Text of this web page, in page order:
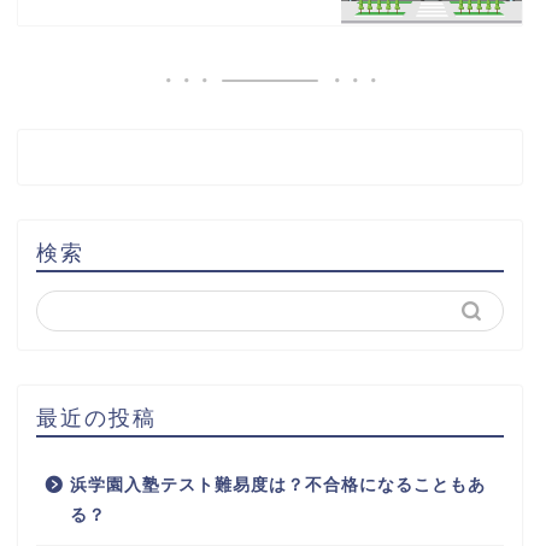
検索
最近の投稿
浜学園入塾テスト難易度は？不合格になることもあ
る？